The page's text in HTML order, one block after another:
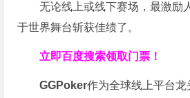
无论线上或线下赛场，最激励
于世界舞台斩获佳绩了。
立即百度搜索领取门票！
GGPoker作为全球线上平台